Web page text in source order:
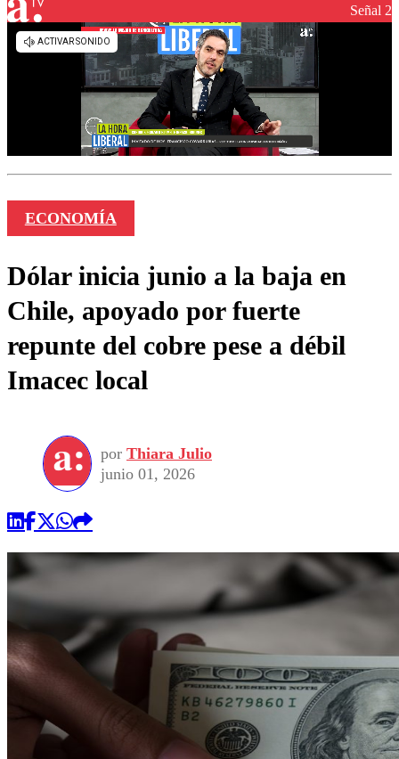
Señal 2
ECONOMÍA
Dólar inicia junio a la baja en
Chile, apoyado por fuerte
repunte del cobre pese a débil
Imacec local
por Thiara Julio
junio 01, 2026